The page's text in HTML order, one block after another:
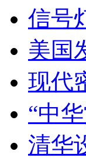
信号
美国
现代
“中
清华